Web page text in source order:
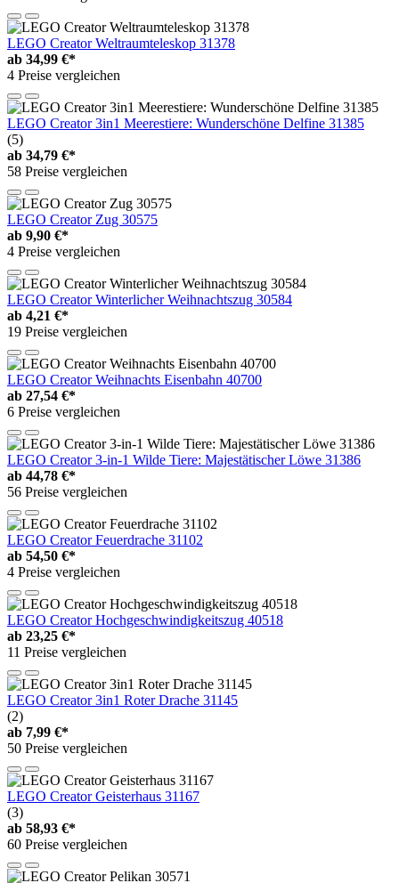
LEGO Creator Weltraumteleskop 31378
ab 34,99 €*
4 Preise vergleichen
LEGO Creator 3in1 Meerestiere: Wunderschöne Delfine 31385
(5)
ab 34,79 €*
58 Preise vergleichen
LEGO Creator Zug 30575
ab 9,90 €*
4 Preise vergleichen
LEGO Creator Winterlicher Weihnachtszug 30584
ab 4,21 €*
19 Preise vergleichen
LEGO Creator Weihnachts Eisenbahn 40700
ab 27,54 €*
6 Preise vergleichen
LEGO Creator 3-in-1 Wilde Tiere: Majestätischer Löwe 31386
ab 44,78 €*
56 Preise vergleichen
LEGO Creator Feuerdrache 31102
ab 54,50 €*
4 Preise vergleichen
LEGO Creator Hochgeschwindigkeitszug 40518
ab 23,25 €*
11 Preise vergleichen
LEGO Creator 3in1 Roter Drache 31145
(2)
ab 7,99 €*
50 Preise vergleichen
LEGO Creator Geisterhaus 31167
(3)
ab 58,93 €*
60 Preise vergleichen